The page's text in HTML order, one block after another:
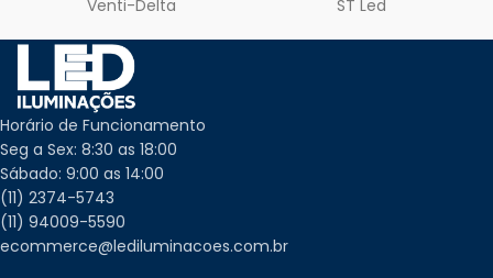
Venti-Delta ST Led
Horário de Funcionamento
Seg a Sex: 8:30 as 18:00
Sábado: 9:00 as 14:00
(11) 2374-5743
(11) 94009-5590
ecommerce@lediluminacoes.com.br